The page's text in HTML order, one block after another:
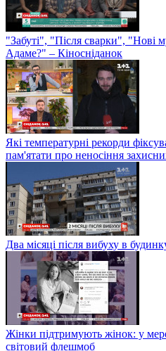
"Забуті", "Після сварки", "Нові
Адаме?" – Кіносніданок
Які температурні рекорди
пам'ятати про неносіння
Два місяці після вибуху в
Жінки підтримують жінок: у
світовий флешмоб